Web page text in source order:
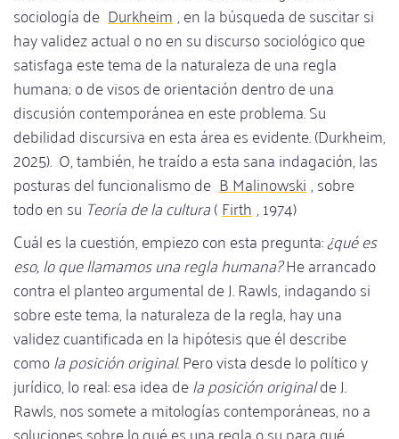
sociología de Durkheim, en la búsqueda de suscitar si
hay validez actual o no en su discurso sociológico que
satisfaga este tema de la naturaleza de una regla
humana; o de visos de orientación dentro de una
discusión contemporánea en este problema. Su
debilidad discursiva en esta área es evidente. (Durkheim,
2025). O, también, he traído a esta sana indagación, las
posturas del funcionalismo de B Malinowski, sobre
todo en su Teoría de la cultura(Firth, 1974)
Cuál es la cuestión, empiezo con esta pregunta:¿qué es
eso, lo que llamamos una regla humana?He arrancado
contra el planteo argumental de J. Rawls, indagando si
sobre este tema, la naturaleza de la regla, hay una
validez cuantificada en la hipótesis que él describe
comolaposición original. Pero vista desde lo político y
jurídico, lo real: esa idea dela posición originalde J.
Rawls, nos somete a mitologías contemporáneas, no a